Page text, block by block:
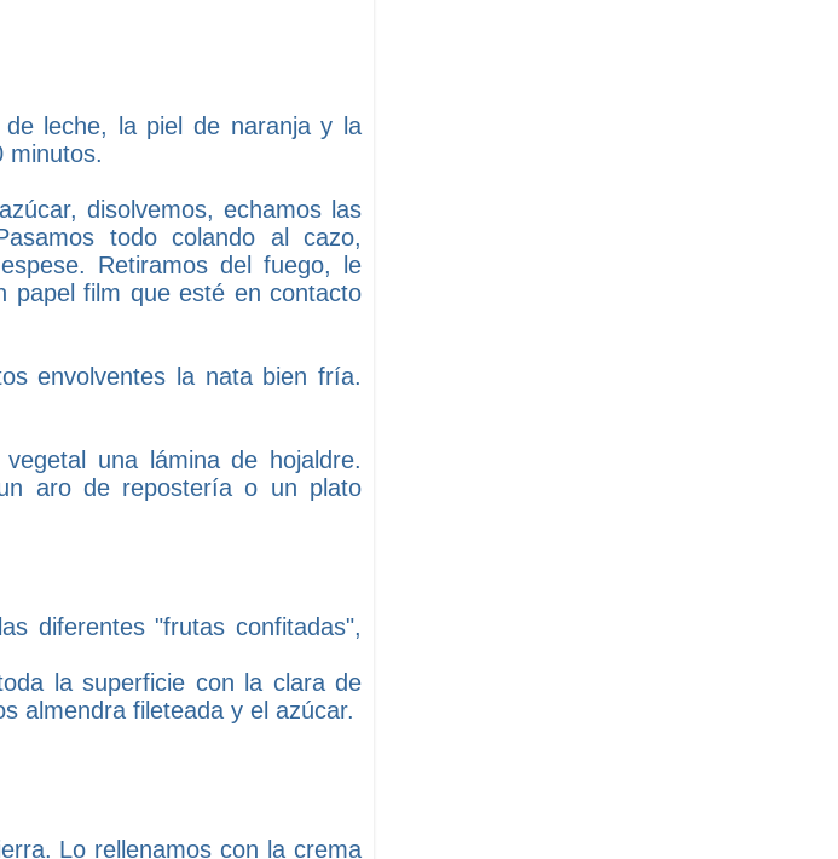
leche, la piel de naranja y la
minutos.
disolvemos, echamos las
todo colando al cazo,
Retiramos del fuego, le
papel film que esté en contacto
envolventes la nata bien fría.
una lámina de hojaldre.
aro de repostería o un plato
diferentes "frutas confitadas",
la superficie con la clara de
almendra fileteada y el azúcar.
Lo rellenamos con la crema